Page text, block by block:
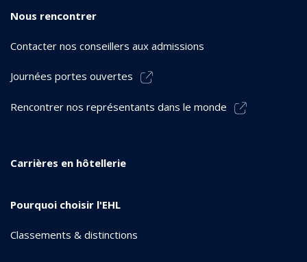
Nous rencontrer
Contacter nos conseillers aux admissions
Journées portes ouvertes
Rencontrer nos représentants dans le monde
Carrières en hôtellerie
Pourquoi choisir l'EHL
Classements & distinctions